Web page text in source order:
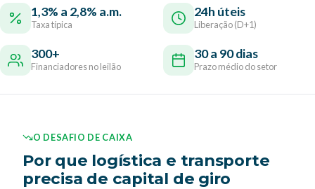
1,3% a 2,8% a.m.
Taxa típica
24h úteis
Liberação (D+1)
300+
Financiadores no leilão
30 a 90 dias
Prazo médio do setor
O DESAFIO DE CAIXA
Por que logística e transporte
precisa de capital de giro